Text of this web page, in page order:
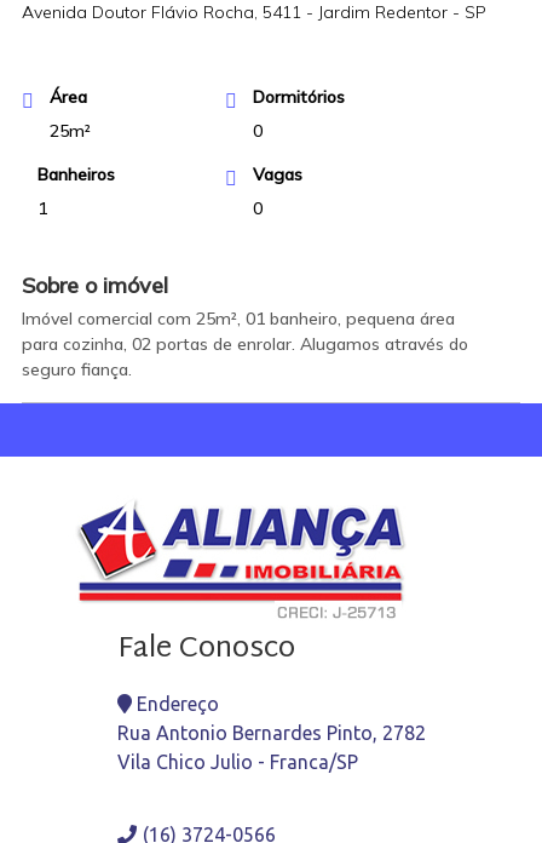
Avenida Doutor Flávio Rocha, 5411 - Jardim Redentor - SP
Área
25m²
Dormitórios
0
Banheiros
1
Vagas
0
Sobre o imóvel
Imóvel comercial com 25m², 01 banheiro, pequena área
para cozinha, 02 portas de enrolar. Alugamos através do
seguro fiança.
Fale Conosco
Endereço
Rua Antonio Bernardes Pinto, 2782
Vila Chico Julio - Franca/SP
(16) 3724-0566